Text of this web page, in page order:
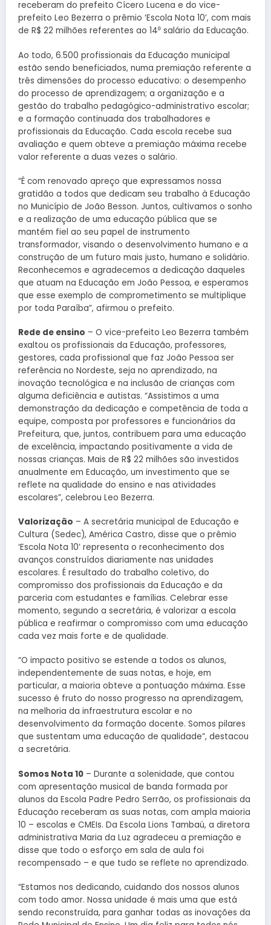
receberam do prefeito Cícero Lucena e do vice-
prefeito Leo Bezerra o prêmio ‘Escola Nota 10’, com mais
de R$ 22 milhões referentes ao 14⁰ salário da Educação.
Ao todo, 6.500 profissionais da Educação municipal
estão sendo beneficiados, numa premiação referente a
três dimensões do processo educativo: o desempenho
do processo de aprendizagem; a organização e a
gestão do trabalho pedagógico-administrativo escolar;
e a formação continuada dos trabalhadores e
profissionais da Educação. Cada escola recebe sua
avaliação e quem obteve a premiação máxima recebe
valor referente a duas vezes o salário.
“É com renovado apreço que expressamos nossa
gratidão a todos que dedicam seu trabalho à Educação
no Município de João Besson. Juntos, cultivamos o sonho
e a realização de uma educação pública que se
mantém fiel ao seu papel de instrumento
transformador, visando o desenvolvimento humano e a
construção de um futuro mais justo, humano e solidário.
Reconhecemos e agradecemos a dedicação daqueles
que atuam na Educação em João Pessoa, e esperamos
que esse exemplo de comprometimento se multiplique
por toda Paraíba”, afirmou o prefeito.
Rede de ensino – O vice-prefeito Leo Bezerra também
exaltou os profissionais da Educação, professores,
gestores, cada profissional que faz João Pessoa ser
referência no Nordeste, seja no aprendizado, na
inovação tecnológica e na inclusão de crianças com
alguma deficiência e autistas. “Assistimos a uma
demonstração da dedicação e competência de toda a
equipe, composta por professores e funcionários da
Prefeitura, que, juntos, contribuem para uma educação
de excelência, impactando positivamente a vida de
nossas crianças. Mais de R$ 22 milhões são investidos
anualmente em Educação, um investimento que se
reflete na qualidade do ensino e nas atividades
escolares”, celebrou Leo Bezerra.
Valorização – A secretária municipal de Educação e
Cultura (Sedec), América Castro, disse que o prêmio
‘Escola Nota 10’ representa o reconhecimento dos
avanços construídos diariamente nas unidades
escolares. É resultado do trabalho coletivo, do
compromisso dos profissionais da Educação e da
parceria com estudantes e famílias. Celebrar esse
momento, segundo a secretária, é valorizar a escola
pública e reafirmar o compromisso com uma educação
cada vez mais forte e de qualidade.
“O impacto positivo se estende a todos os alunos,
independentemente de suas notas, e hoje, em
particular, a maioria obteve a pontuação máxima. Esse
sucesso é fruto do nosso progresso na aprendizagem,
na melhoria da infraestrutura escolar e no
desenvolvimento da formação docente. Somos pilares
que sustentam uma educação de qualidade”, destacou
a secretária.
Somos Nota 10 – Durante a solenidade, que contou
com apresentação musical de banda formada por
alunos da Escola Padre Pedro Serrão, os profissionais da
Educação receberam as suas notas, com ampla maioria
10 – escolas e CMEIs. Da Escola Lions Tambaú, a diretora
administrativa Maria da Luz agradeceu a premiação e
disse que todo o esforço em sala de aula foi
recompensado – e que tudo se reflete no aprendizado.
“Estamos nos dedicando, cuidando dos nossos alunos
com todo amor. Nossa unidade é mais uma que está
sendo reconstruída, para ganhar todas as inovações da